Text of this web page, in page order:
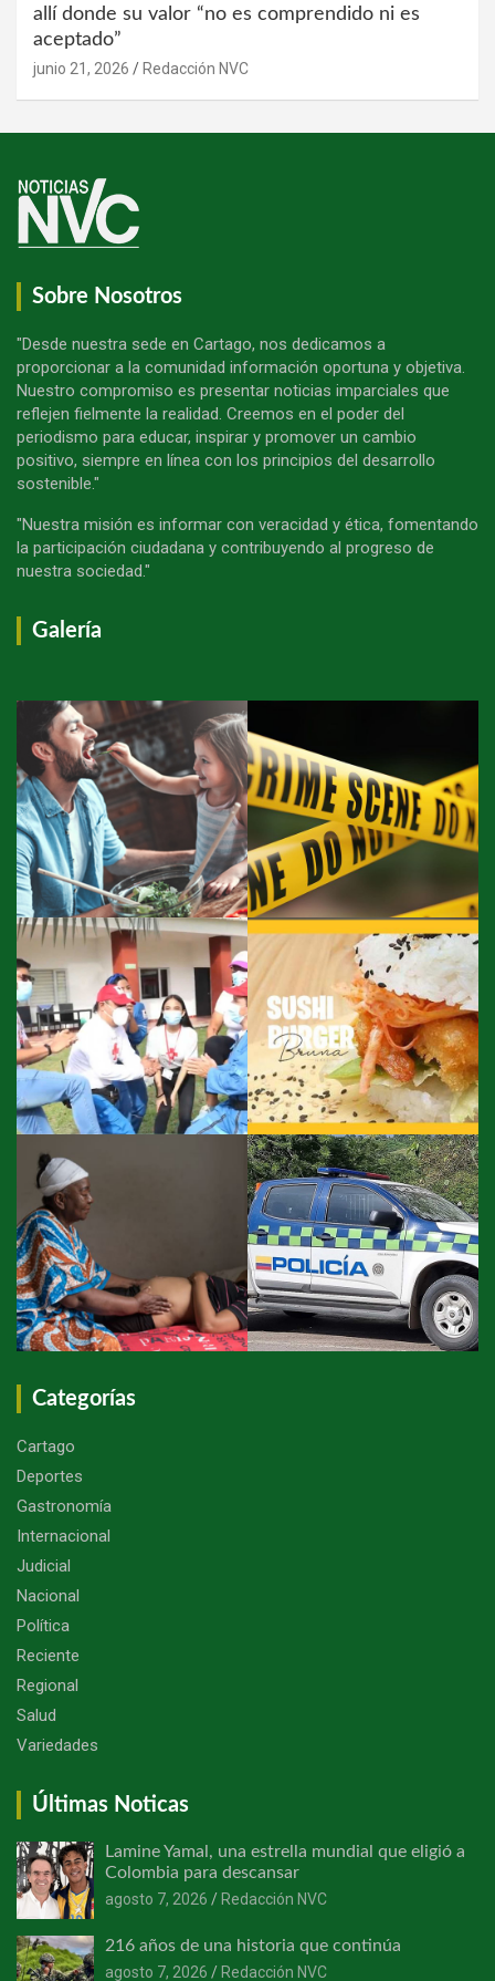
allí donde su valor “no es comprendido ni es
aceptado”
junio 21, 2026 Redacción NVC
Sobre Nosotros
"Desde nuestra sede en Cartago, nos dedicamos a
proporcionar a la comunidad información oportuna y objetiva.
Nuestro compromiso es presentar noticias imparciales que
reflejen fielmente la realidad. Creemos en el poder del
periodismo para educar, inspirar y promover un cambio
positivo, siempre en línea con los principios del desarrollo
sostenible."
"Nuestra misión es informar con veracidad y ética, fomentando
la participación ciudadana y contribuyendo al progreso de
nuestra sociedad."
Galería
Categorías
Cartago
Deportes
Gastronomía
Internacional
Judicial
Nacional
Política
Reciente
Regional
Salud
Variedades
Últimas Noticas
Lamine Yamal, una estrella mundial que eligió a
Colombia para descansar
agosto 7, 2026
Redacción NVC
216 años de una historia que continúa
agosto 7, 2026
Redacción NVC